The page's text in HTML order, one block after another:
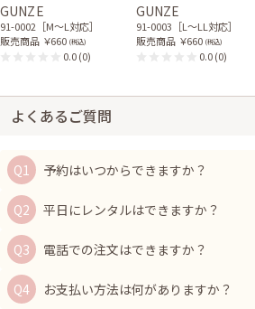
GUNZE
91-0002［M〜L対応］
販売商品 ￥660 (税込)
0.0(0)
GUNZE
91-0003［L〜LL対応］
販売商品 ￥660 (税込)
0.0(0)
よくあるご質問
予約はいつからできますか？
平日にレンタルはできますか？
電話での注文はできますか？
お支払い方法は何がありますか？